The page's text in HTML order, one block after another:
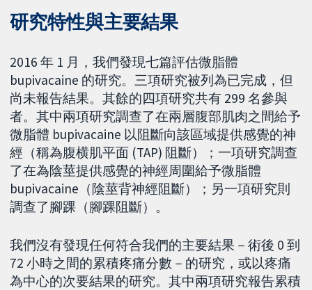
研究特性與主要結果
2016 年 1 月，我們發現七篇評估微脂體
bupivacaine 的研究。三項研究被列為已完成，但
尚未報告結果。其餘的四項研究共有 299 名參與
者。其中兩項研究調查了在兩層腹部肌肉之間給予
微脂體 bupivacaine 以阻斷向該區域提供感覺的神
經（稱為腹横肌平面 (TAP) 阻斷）；一項研究調查
了在為陰莖提供感覺的神經周圍給予微脂體
bupivacaine（陰莖背神經阻斷）；另一項研究則
調查了腳踝（腳踝阻斷）。
我們沒有發現任何符合我們的主要結果－術後 0 到
72 小時之間的累積疼痛分數－的研究，或以疼痛
為中心的次要結果的研究。其中兩項研究報告累積